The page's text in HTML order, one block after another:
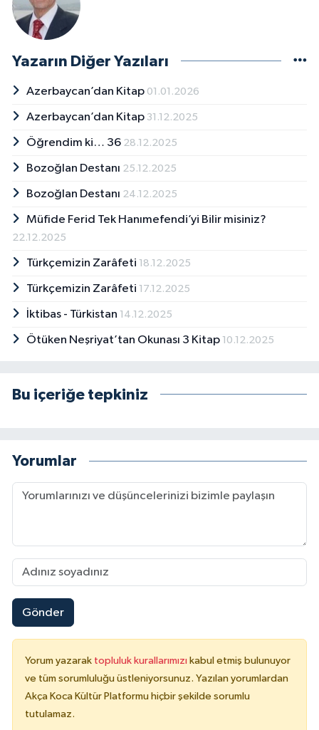
Yazarın Diğer Yazıları
Azerbaycan’dan Kitap 01.01.2026
Azerbaycan’dan Kitap 31.12.2025
Öğrendim ki… 36 28.12.2025
Bozoğlan Destanı 25.12.2025
Bozoğlan Destanı 24.12.2025
Müfide Ferid Tek Hanımefendi’yi Bilir misiniz?
22.12.2025
Türkçemizin Zarâfeti 18.12.2025
Türkçemizin Zarâfeti 17.12.2025
İktibas - Türkistan 14.12.2025
Ötüken Neşriyat’tan Okunası 3 Kitap 10.12.2025
Bu içeriğe tepkiniz
Yorumlar
Gönder
Yorum yazarak topluluk kurallarımızı kabul etmiş bulunuyor
ve tüm sorumluluğu üstleniyorsunuz. Yazılan yorumlardan
Akça Koca Kültür Platformu hiçbir şekilde sorumlu
tutulamaz.